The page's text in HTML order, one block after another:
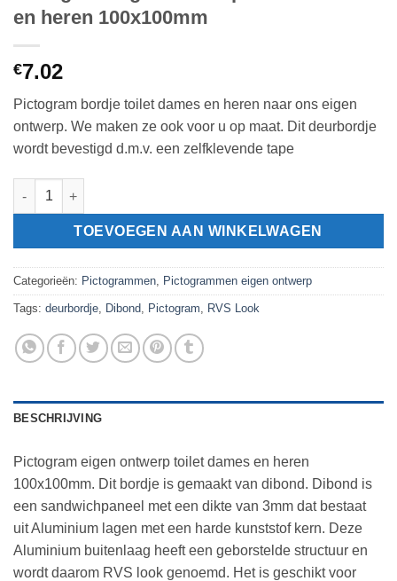
en heren 100x100mm
€7.02
Pictogram bordje toilet dames en heren naar ons eigen
ontwerp. We maken ze ook voor u op maat. Dit deurbordje
wordt bevestigd d.m.v. een zelfklevende tape
Pictogram eigen ontwerp toilet dames en heren 100x100mm
TOEVOEGEN AAN WINKELWAGEN
Categorieën: Pictogrammen, Pictogrammen eigen ontwerp
Tags: deurbordje, Dibond, Pictogram, RVS Look
BESCHRIJVING
Pictogram eigen ontwerp toilet dames en heren
100x100mm. Dit bordje is gemaakt van dibond. Dibond is
een sandwichpaneel met een dikte van 3mm dat bestaat
uit Aluminium lagen met een harde kunststof kern. Deze
Aluminium buitenlaag heeft een geborstelde structuur en
wordt daarom RVS look genoemd. Het is geschikt voor